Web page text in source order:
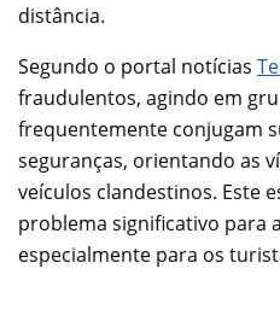
distância.
Segundo o portal notícias
fraudulentos, agindo em
frequentemente conjugam
seguranças, orientando as
veículos clandestinos. Este
problema significativo para
especialmente para os